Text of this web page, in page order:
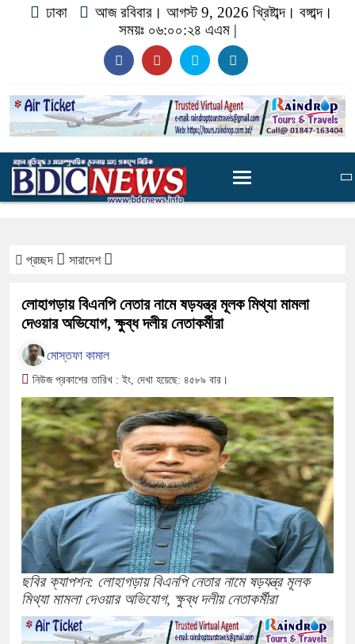
ঢাকা আজ রবিবার। আগস্ট 9, 2026 খ্রিষ্টাব্দ। বঙ্গাব্দ।
সময়ঃ ০৬:০০:২৫ এএম |
প্রচ্ছদ সারাদেশ
লোহাগড়ায় বিএনপি নেতার নামে ষড়যন্ত্র মূলক মিথ্যা মামলা
দেওয়ার অভিযোগ, ক্ষুব্ধ দলীয় নেতাকর্মীরা
মোস্তফা কামাল
নিউজ প্রকাশের তারিখ : ইং, দেখা হয়েছে: ৪৫৮৯ বার।
ছবির ক্যাপশন: লোহাগড়ায় বিএনপি নেতার নামে ষড়যন্ত্র মূলক
মিথ্যা মামলা দেওয়ার অভিযোগ, ক্ষুব্ধ দলীয় নেতাকর্মীরা